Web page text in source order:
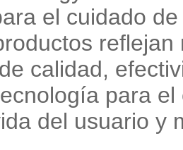
el cuidado
calidad,
para
del usuario y